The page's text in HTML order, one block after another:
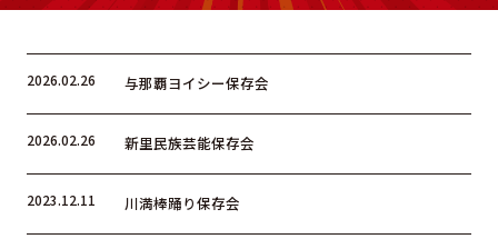
2026.02.26 与那覇ヨイシー保存会
2026.02.26 新里民族芸能保存会
2023.12.11 川満棒踊り保存会